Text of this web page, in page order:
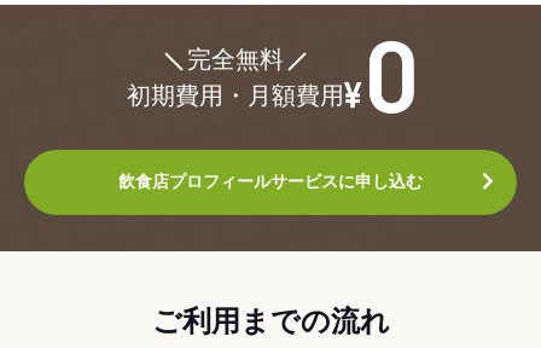
完全無料
初期費用・月額費用
飲食店プロフィールサービスに申し込む
ご利用までの流れ